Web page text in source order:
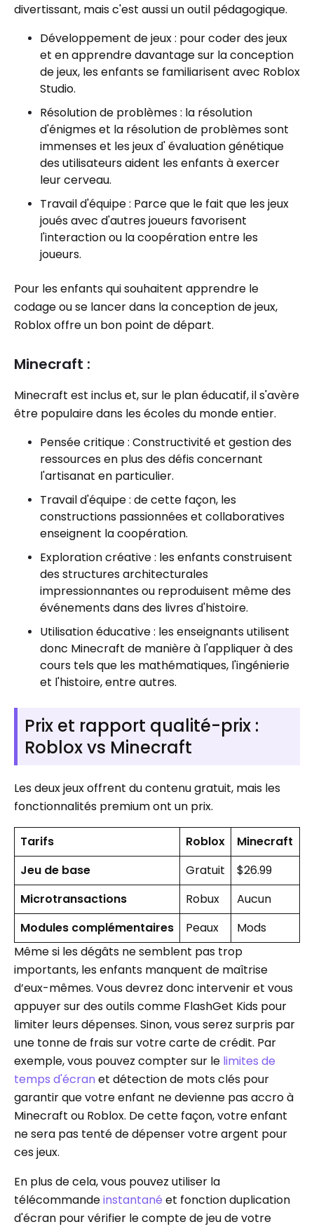
divertissant, mais c'est aussi un outil pédagogique.
Développement de jeux : pour coder des jeux
et en apprendre davantage sur la conception
de jeux, les enfants se familiarisent avec Roblox
Studio.
Résolution de problèmes : la résolution
d'énigmes et la résolution de problèmes sont
immenses et les jeux d' évaluation génétique
des utilisateurs aident les enfants à exercer
leur cerveau.
Travail d'équipe : Parce que le fait que les jeux
joués avec d'autres joueurs favorisent
l'interaction ou la coopération entre les
joueurs.
Pour les enfants qui souhaitent apprendre le
codage ou se lancer dans la conception de jeux,
Roblox offre un bon point de départ.
Minecraft :
Minecraft est inclus et, sur le plan éducatif, il s'avère
être populaire dans les écoles du monde entier.
Pensée critique : Constructivité et gestion des
ressources en plus des défis concernant
l'artisanat en particulier.
Travail d'équipe : de cette façon, les
constructions passionnées et collaboratives
enseignent la coopération.
Exploration créative : les enfants construisent
des structures architecturales
impressionnantes ou reproduisent même des
événements dans des livres d'histoire.
Utilisation éducative : les enseignants utilisent
donc Minecraft de manière à l'appliquer à des
cours tels que les mathématiques, l'ingénierie
et l'histoire, entre autres.
Prix ​​​​et rapport qualité-prix :
Roblox vs Minecraft
Les deux jeux offrent du contenu gratuit, mais les
fonctionnalités premium ont un prix.
Tarifs Roblox
Minecraft
Jeu de base
Gratuit
$26.99
Microtransactions
Robux
Aucun
Modules complémentaires
Peaux
Mods
Même si les dégâts ne semblent pas trop
importants, les enfants manquent de maîtrise
d’eux-mêmes. Vous devrez donc intervenir et vous
appuyer sur des outils comme FlashGet Kids pour
limiter leurs dépenses. Sinon, vous serez surpris par
une tonne de frais sur votre carte de crédit. Par
exemple, vous pouvez compter sur le limites de
temps d'écran et détection de mots clés pour
garantir que votre enfant ne devienne pas accro à
Minecraft ou Roblox. De cette façon, votre enfant
ne sera pas tenté de dépenser votre argent pour
ces jeux.
En plus de cela, vous pouvez utiliser la
télécommandeinstantané et fonction duplication
d'écran pour vérifier le compte de jeu de votre